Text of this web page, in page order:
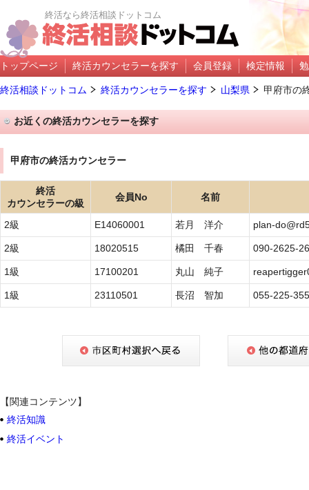
終活なら終活相談ドットコム
トップページ 終活カウンセラーを探す 会員登録 検定情報
終活相談ドットコム 終活カウンセラーを探す 山梨県 甲府市の
お近くの終活カウンセラーを探す
甲府市の終活カウンセラー
終活
カウンセラーの級
会員No 名前
2級 E14060001 若月 洋介 plan-
2級 18020515 橘田 千春 090-2625-
1級 17100201 丸山 純子
1級 23110501 長沼 智加 055-225-
【関連コンテンツ】
終活知識
終活イベント